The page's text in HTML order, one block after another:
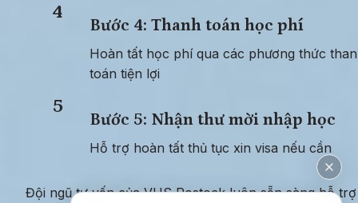
4
Bước 4: Thanh toán học phí
Hoàn tất học phí qua các phương thức
toán tiện lợi
5
Bước 5: Nhận thư mời nhập học
Hỗ trợ hoàn tất thủ tục xin visa nếu cần
Đội ngũ tư vấn của VHS Rostock luôn sẵn sàng hỗ